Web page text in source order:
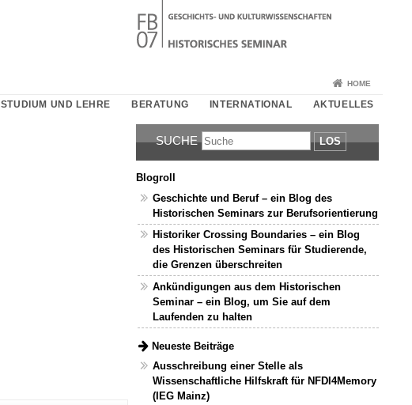
HOME
STUDIUM UND LEHRE BERATUNG INTERNATIONAL AKTUELLES
SUCHE LOS
Blogroll
Geschichte und Beruf – ein Blog des
Historischen Seminars zur Berufsorientierung
Historiker Crossing Boundaries – ein Blog
des Historischen Seminars für Studierende,
die Grenzen überschreiten
Ankündigungen aus dem Historischen
Seminar – ein Blog, um Sie auf dem
Laufenden zu halten
Neueste Beiträge
Ausschreibung einer Stelle als
Wissenschaftliche Hilfskraft für NFDI4Memory
(IEG Mainz)